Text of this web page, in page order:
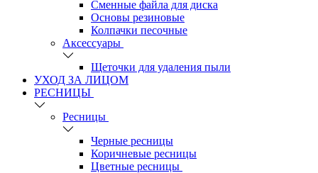
Сменные файла для диска
Основы резиновые
Колпачки песочные
Аксессуары
Щеточки для удаления пыли
УХОД ЗА ЛИЦОМ
РЕСНИЦЫ
Ресницы
Черные ресницы
Коричневые ресницы
Цветные ресницы